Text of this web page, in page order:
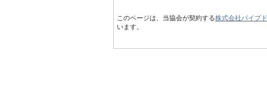
このページは、当協会が契約する株式会社パイプ
います。